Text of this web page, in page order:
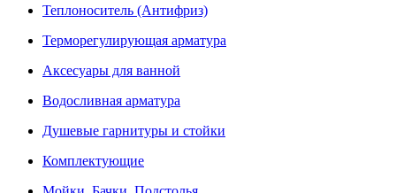
Теплоноситель (Антифриз)
Терморегулирующая арматура
Аксесуары для ванной
Водосливная арматура
Душевые гарнитуры и стойки
Комплектующие